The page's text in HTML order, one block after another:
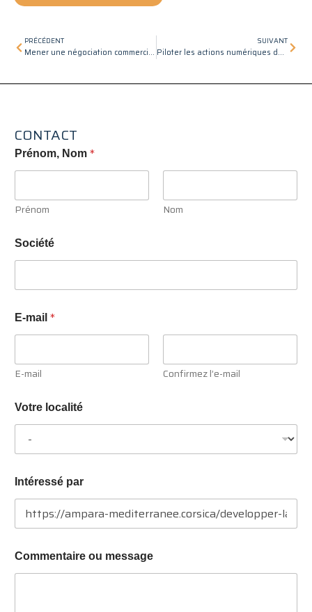
Précédent
PRÉCÉDENT
Mener une négociation commerciale
SUIVANT
Piloter les actions numériques de l’entreprise
CONTACT
Prénom, Nom *
Prénom Nom
Société
E-mail *
E-mail Confirmez l’e-mail
o
m
Votre localité
Intéressé par
Commentaire ou message